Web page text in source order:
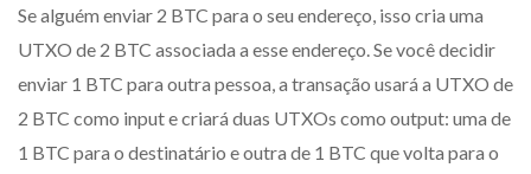
Se alguém enviar 2 BTC para o seu endereço, isso cria uma
UTXO de 2 BTC associada a esse endereço. Se você decidir
enviar 1 BTC para outra pessoa, a transação usará a UTXO de
2 BTC como input e criará duas UTXOs como output: uma de
1 BTC para o destinatário e outra de 1 BTC que volta para o